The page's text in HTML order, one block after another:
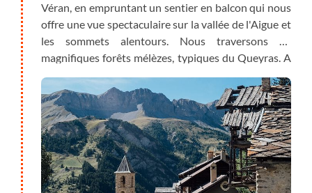
Véran, en empruntant un sentier en balcon qui nous
offre une vue spectaculaire sur la vallée de l'Aigue et
les sommets alentours. Nous traversons de
magnifiques forêts mélèzes, typiques du Queyras. A
découvrons ses chalets traditionnels en bois
"fustes", ses cadrans solaires et un patrimoine riche
et préservé.